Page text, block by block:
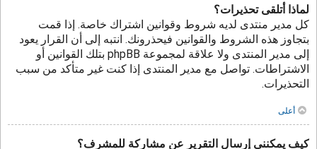
لماذا أتلقى تحذيرات؟
كل مدير منتدى لديه شروط وقوانين اشتراك خاصة. إذا قمت
بتجاوز هذه الشروط والقوانين فيحذرونك. انتبه إلى أن القرار يعود
إلى مدير المنتدى ولا علاقة لمجموعة phpBB بتلك القوانين أو
الاشتراطات. تواصل مع مدير المنتدى إذا كنت غير متأكد من سبب
التحذيرات.
أعلى
كيف يمكنني إرسال التقرير عن مشاركة للمشرف؟